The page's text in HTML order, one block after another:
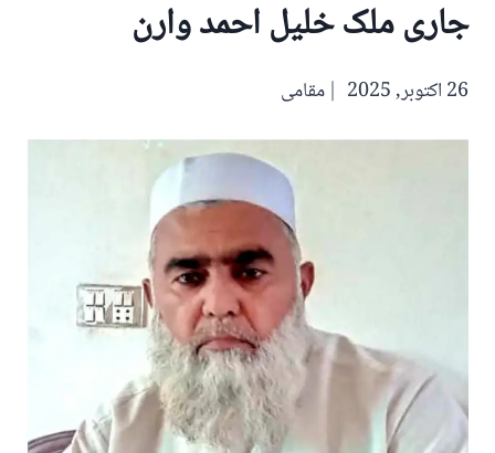
جاری ملک خلیل احمد وارن
26 اکتوبر, 2025 مقامی